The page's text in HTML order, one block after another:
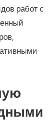
работ с